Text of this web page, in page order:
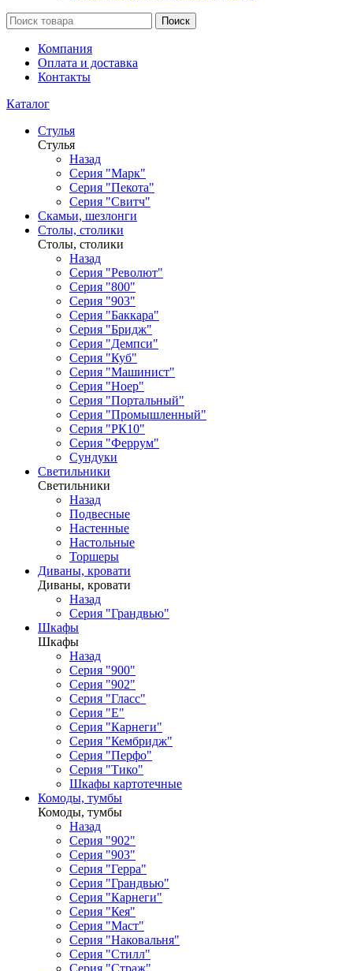
Поиск
Компания
Оплата и доставка
Контакты
Каталог
Стулья
Стулья
Назад
Серия "Марк"
Серия "Пекота"
Серия "Свитч"
Скамьи, шезлонги
Столы, столики
Столы, столики
Назад
Серия "Револют"
Серия "800"
Серия "903"
Серия "Баккара"
Серия "Бридж"
Серия "Демпси"
Серия "Куб"
Серия "Машинист"
Серия "Ноер"
Серия "Портальный"
Серия "Промышленный"
Серия "РК10"
Серия "Феррум"
Сундуки
Светильники
Светильники
Назад
Подвесные
Настенные
Настольные
Торшеры
Диваны, кровати
Диваны, кровати
Назад
Серия "Грандвью"
Шкафы
Шкафы
Назад
Серия "900"
Серия "902"
Серия "Гласс"
Серия "Е"
Серия "Карнеги"
Серия "Кембридж"
Серия "Перфо"
Серия "Тико"
Шкафы картотечные
Комоды, тумбы
Комоды, тумбы
Назад
Серия "902"
Серия "903"
Серия "Герра"
Серия "Грандвью"
Серия "Карнеги"
Серия "Кея"
Серия "Маст"
Серия "Наковальня"
Серия "Стилл"
Серия "Страж"